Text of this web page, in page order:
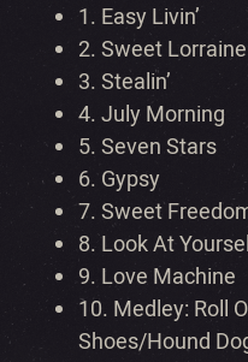
1. Easy Livin’
2. Sweet Lorraine
3. Stealin’
4. July Morning
5. Seven Stars
6. Gypsy
7. Sweet
8. Look At
9. Love Machine
10. Medley: Roll
Shoes/Hound